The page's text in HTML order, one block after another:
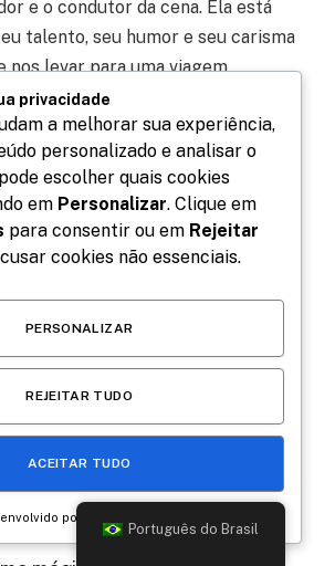
e o condutor da cena. Ela está
talento, seu humor e seu carisma
nos levar para uma viagem
e bem-humorada de 60 dias de
Beth Goulart.
neblina”, além de ter sido
livro publicado, ele foi escrito
de muita e imensa
que é o processo de
de uma mãe desse novo papel,
das novas abdicações,
e tudo que isso
de alguém. E ver essa
retratada no palco, com o
o talento de toda equipe, e o
está assim, fenomenal, tem
Português do Brasil
privacidade
a melhorar sua experiência,
personalizado e analisar o
escolher quais cookies
em Personalizar. Clique em
para consentir ou em Rejeitar
cookies não essenciais.
PERSONALIZAR
REJEITAR TUDO
ACEITAR TUDO
por